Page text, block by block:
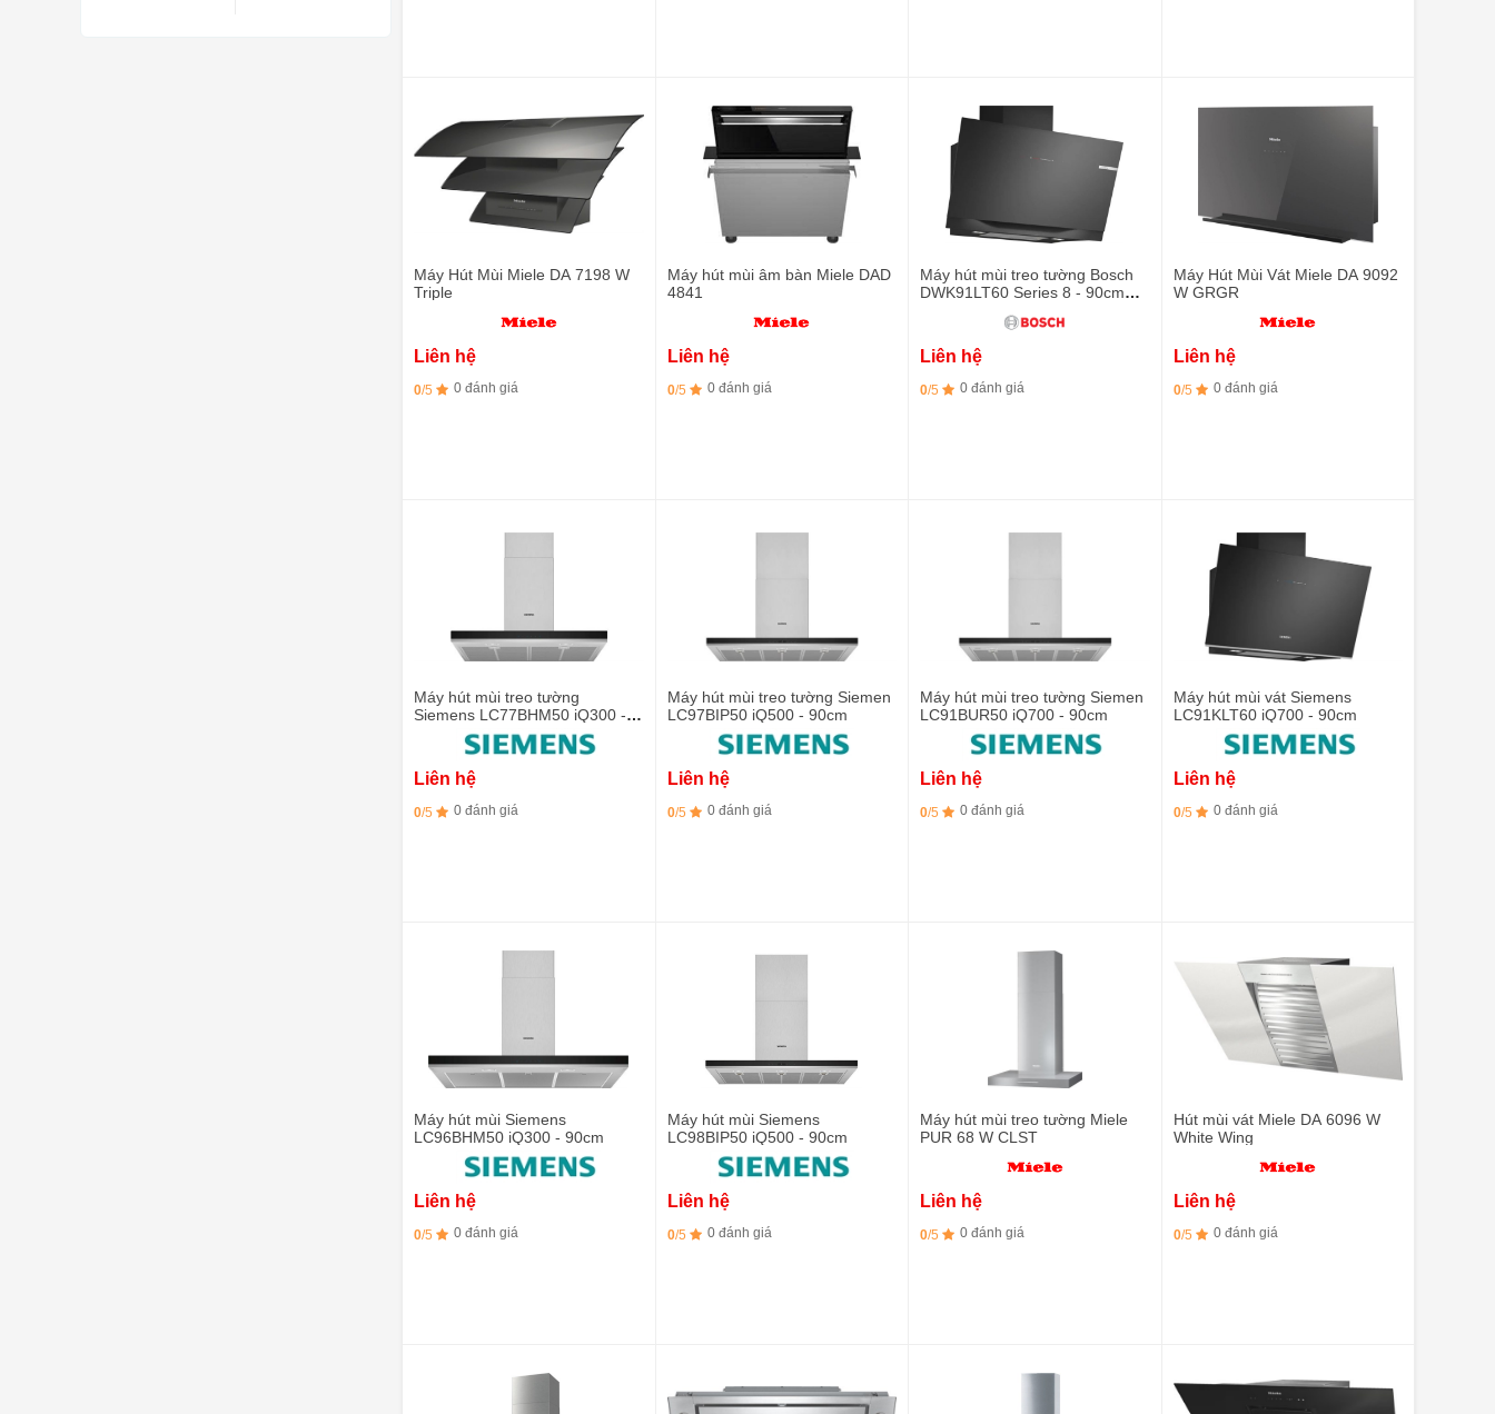
Máy Hút Mùi Miele DA 7198 W
Triple
Liên hệ
0/5 0 đánh giá
Máy hút mùi âm bàn Miele DAD
4841
Liên hệ
0/5 0 đánh giá
Máy hút mùi treo tường Bosch
DWK91LT60 Series 8 - 90cm
Liên hệ
0/5 0 đánh giá
Máy Hút Mùi Vát Miele DA 9092
W GRGR
Liên hệ
0/5 0 đánh giá
Máy hút mùi treo tường
Siemens LC77BHM50 iQ300 -
Liên hệ
0/5 0 đánh giá
Máy hút mùi treo tường Siemen
LC97BIP50 iQ500 - 90cm
Liên hệ
0/5 0 đánh giá
Máy hút mùi treo tường Siemen
LC91BUR50 iQ700 - 90cm
Liên hệ
0/5 0 đánh giá
Máy hút mùi vát Siemens
LC91KLT60 iQ700 - 90cm
Liên hệ
0/5 0 đánh giá
Máy hút mùi Siemens
LC96BHM50 iQ300 - 90cm
Liên hệ
0/5 0 đánh giá
Máy hút mùi Siemens
LC98BIP50 iQ500 - 90cm
Liên hệ
0/5 0 đánh giá
Máy hút mùi treo tường Miele
PUR 68 W CLST
Liên hệ
0/5 0 đánh giá
Hút mùi vát Miele DA 6096 W
White Wing
Liên hệ
0/5 0 đánh giá